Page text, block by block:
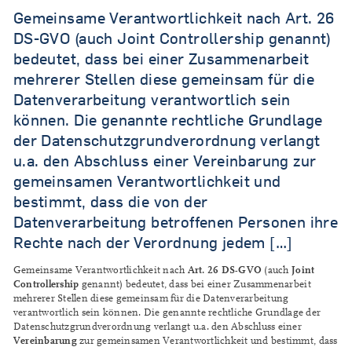
Gemeinsame Verantwortlichkeit nach Art. 26
DS-GVO (auch Joint Controllership genannt)
bedeutet, dass bei einer Zusammenarbeit
mehrerer Stellen diese gemeinsam für die
Datenverarbeitung verantwortlich sein
können. Die genannte rechtliche Grundlage
der Datenschutzgrundverordnung verlangt
u.a. den Abschluss einer Vereinbarung zur
gemeinsamen Verantwortlichkeit und
bestimmt, dass die von der
Datenverarbeitung betroffenen Personen ihre
Rechte nach der Verordnung jedem […]
Gemeinsame Verantwortlichkeit nach Art. 26 DS-GVO (auch Joint
Controllership genannt) bedeutet, dass bei einer Zusammenarbeit
mehrerer Stellen diese gemeinsam für die Datenverarbeitung
verantwortlich sein können. Die genannte rechtliche Grundlage der
Datenschutzgrundverordnung verlangt u.a. den Abschluss einer
Vereinbarungzur gemeinsamen Verantwortlichkeit und bestimmt, dass